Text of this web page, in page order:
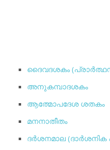
ദൈവദശകം
അനുകമ്പാദശകം
ആത്മോപദേശ ശതകം
മനനാതീതം
ദര്‍ശനമാല (ദാര്‍ശനിക